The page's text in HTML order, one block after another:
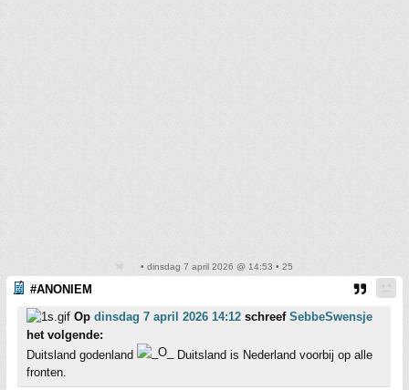
• dinsdag 7 april 2026 @ 14:53 • 25
#ANONIEM
Op dinsdag 7 april 2026 14:12 schreef SebbeSwensje
het volgende:
Duitsland godenland
Duitsland is Nederland voorbij op alle
fronten.